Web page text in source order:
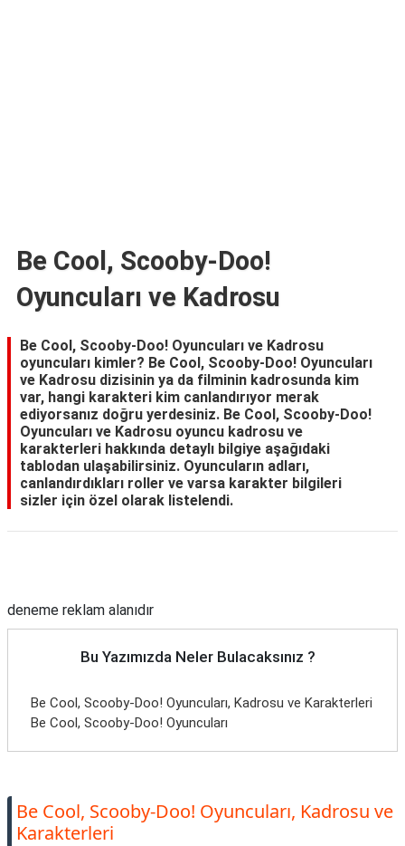
Be Cool, Scooby-Doo!
Oyuncuları ve Kadrosu
Be Cool, Scooby-Doo! Oyuncuları ve Kadrosu
oyuncuları kimler? Be Cool, Scooby-Doo! Oyuncuları
ve Kadrosu dizisinin ya da filminin kadrosunda kim
var, hangi karakteri kim canlandırıyor merak
ediyorsanız doğru yerdesiniz. Be Cool, Scooby-Doo!
Oyuncuları ve Kadrosu oyuncu kadrosu ve
karakterleri hakkında detaylı bilgiye aşağıdaki
tablodan ulaşabilirsiniz. Oyuncuların adları,
canlandırdıkları roller ve varsa karakter bilgileri
sizler için özel olarak listelendi.
deneme reklam alanıdır
Bu Yazımızda Neler Bulacaksınız ?
Be Cool, Scooby-Doo! Oyuncuları, Kadrosu ve Karakterleri
Be Cool, Scooby-Doo! Oyuncuları
Be Cool, Scooby-Doo! Oyuncuları, Kadrosu ve
Karakterleri